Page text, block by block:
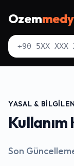
Ozem
YASAL &
Kullanım
Son